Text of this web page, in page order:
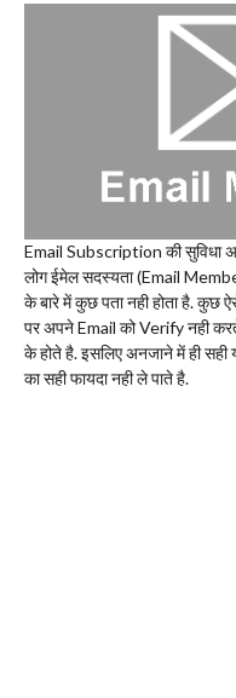
Email Subscription की सुविधा
लोग ईमेल सदस्यता (Email
के बारे में कुछ पता नही होता है.
पर अपने Email को Verify नही
के होते है. इसलिए अनजाने में ही सही
का सही फायदा नही ले पाते है.